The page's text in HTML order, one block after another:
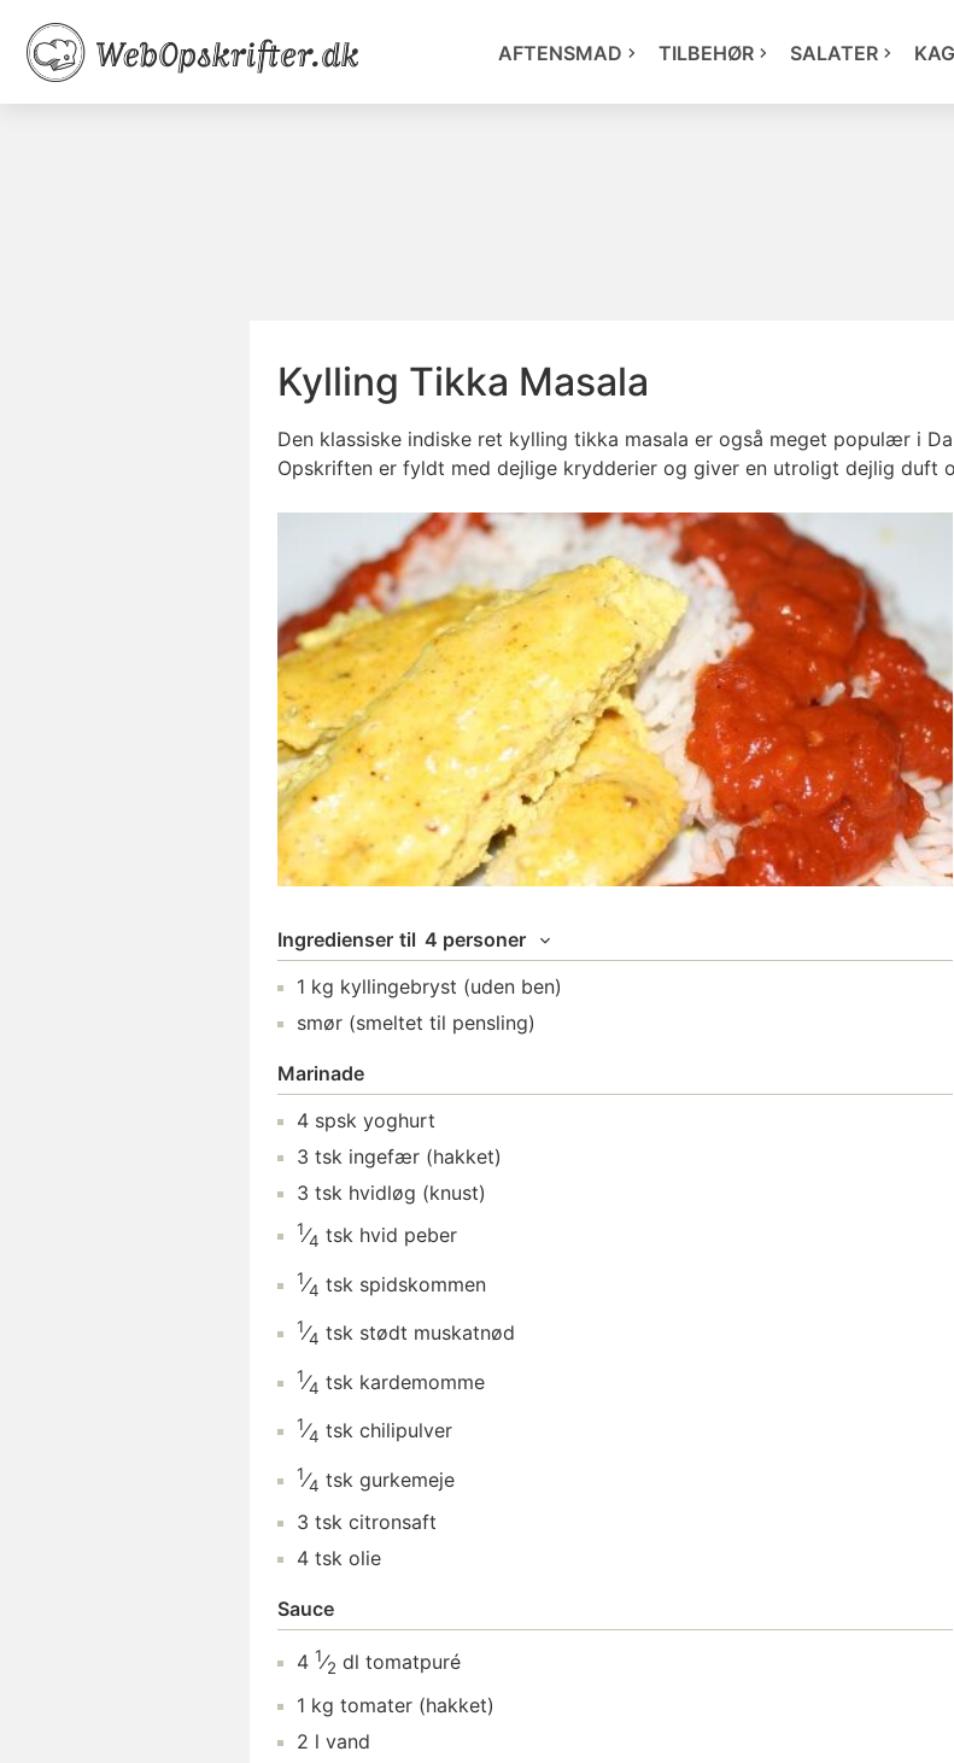
AFTENSMAD TILBEHØR SALATER
Kylling Tikka Masala
Den klassiske indiske ret kylling tikka masala er også meget populær i
Opskriften er fyldt med dejlige krydderier og giver en utroligt dejlig duft
Ingredienser til 4 personer
1 kg kyllingebryst (uden ben)
smør (smeltet til pensling)
Marinade
4 spsk yoghurt
3 tsk ingefær (hakket)
3 tsk hvidløg (knust)
1⁄4 tsk hvid peber
1⁄4 tsk spidskommen
1⁄4 tsk stødt muskatnød
1⁄4 tsk kardemomme
1⁄4 tsk chilipulver
1⁄4 tsk gurkemeje
3 tsk citronsaft
4 tsk olie
Sauce
4 1⁄2 dl tomatpuré
1 kg tomater (hakket)
2 l vand